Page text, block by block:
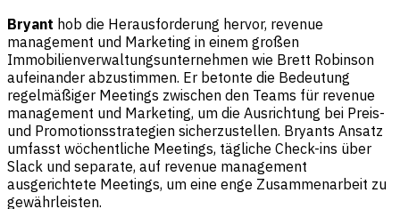
Bryant hob die Herausforderung hervor, revenue
management und Marketing in einem großen
Immobilienverwaltungsunternehmen wie Brett Robinson
aufeinander abzustimmen. Er betonte die Bedeutung
regelmäßiger Meetings zwischen den Teams für revenue
management und Marketing, um die Ausrichtung bei Preis-
und Promotionsstrategien sicherzustellen. Bryants Ansatz
umfasst wöchentliche Meetings, tägliche Check-ins über
Slack und separate, auf revenue management
ausgerichtete Meetings, um eine enge Zusammenarbeit zu
gewährleisten.